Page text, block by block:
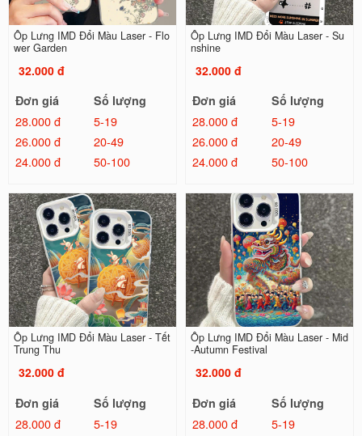
Ốp Lưng IMD Đổi Màu Laser - Flo
wer Garden
32.000 đ
Đơn giá
Số lượng
28.000 đ
5-19
26.000 đ
20-49
24.000 đ
50-100
Ốp Lưng IMD Đổi Màu Laser - Su
nshine
32.000 đ
Đơn giá
Số lượng
28.000 đ
5-19
26.000 đ
20-49
24.000 đ
50-100
Ốp Lưng IMD Đổi Màu Laser - Tết
Trung Thu
32.000 đ
Đơn giá
Số lượng
28.000 đ
5-19
Ốp Lưng IMD Đổi Màu Laser - Mid
-Autumn Festival
32.000 đ
Đơn giá
Số lượng
28.000 đ
5-19